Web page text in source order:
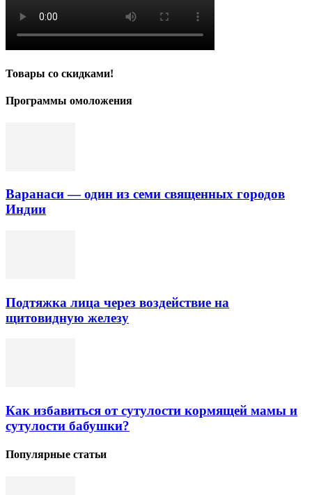
Товары со скидками!
Программы омоложения
Варанаси — один из семи священных городов
Индии
Подтяжка лица через воздействие на
щитовидную железу
Как избавиться от сутулости кормящей мамы и
сутулости бабушки?
Популярные статьи